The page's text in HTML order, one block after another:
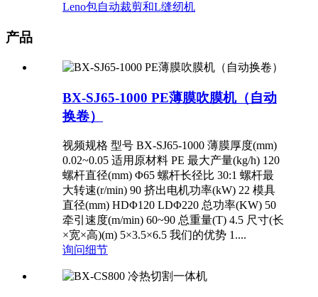
Leno包自动裁剪和L缝纫机
产品
BX-SJ65-1000 PE薄膜吹膜机（自动
换卷）
视频规格 型号 BX-SJ65-1000 薄膜厚度(mm)
0.02~0.05 适用原材料 PE 最大产量(kg/h) 120
螺杆直径(mm) Φ65 螺杆长径比 30:1 螺杆最
大转速(r/min) 90 挤出电机功率(kW) 22 模具
直径(mm) HDΦ120 ​​LDΦ220 总功率(KW) 50
牵引速度(m/min) 60~90 总重量(T) 4.5 尺寸(长
×宽×高)(m) 5×3.5×6.5 我们的优势 1....
询问细节